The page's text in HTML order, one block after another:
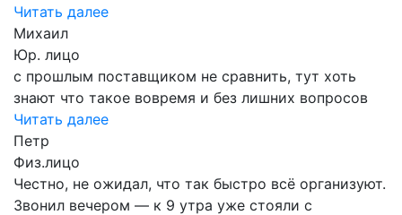
Читать далее
Михаил
Юр. лицо
с прошлым поставщиком не сравнить, тут хоть
знают что такое вовремя и без лишних вопросов
Читать далее
Петр
Физ.лицо
Честно, не ожидал, что так быстро всё организуют.
Звонил вечером — к 9 утра уже стояли с